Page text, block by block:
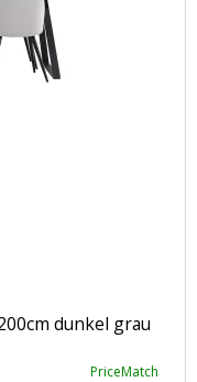
dunkel grau
PriceMatch